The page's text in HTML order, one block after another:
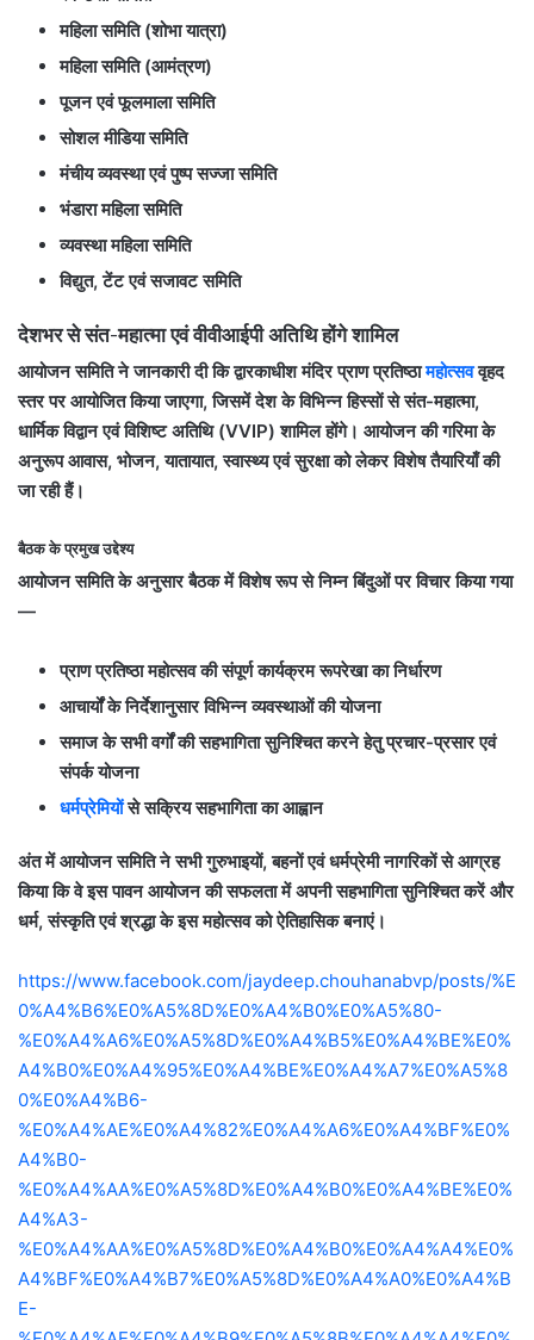
महिला समिति (शोभा यात्रा)
महिला समिति (आमंत्रण)
पूजन एवं फूलमाला समिति
सोशल मीडिया समिति
मंचीय व्यवस्था एवं पुष्प सज्जा समिति
भंडारा महिला समिति
व्यवस्था महिला समिति
विद्युत, टेंट एवं सजावट समिति
देशभर से संत-महात्मा एवं वीवीआईपी अतिथि होंगे शामिल
आयोजन समिति ने जानकारी दी कि द्वारकाधीश मंदिर प्राण प्रतिष्ठामहोत्सववृहद
स्तर पर आयोजित किया जाएगा, जिसमें देश के विभिन्न हिस्सों से संत-महात्मा,
धार्मिक विद्वान एवं विशिष्ट अतिथि (VVIP) शामिल होंगे। आयोजन की गरिमा के
अनुरूप आवास, भोजन, यातायात, स्वास्थ्य एवं सुरक्षा को लेकर विशेष तैयारियाँ की
जा रही हैं।
बैठक के प्रमुख उद्देश्य
आयोजन समिति के अनुसार बैठक में विशेष रूप से निम्न बिंदुओं पर विचार किया गया
—
प्राण प्रतिष्ठा महोत्सव की संपूर्ण कार्यक्रम रूपरेखा का निर्धारण
आचार्यों के निर्देशानुसार विभिन्न व्यवस्थाओं की योजना
समाज के सभी वर्गों की सहभागिता सुनिश्चित करने हेतु प्रचार-प्रसार एवं
संपर्क योजना
धर्मप्रेमियोंसे सक्रिय सहभागिता का आह्वान
अंत में आयोजन समिति ने सभी गुरुभाइयों, बहनों एवं धर्मप्रेमी नागरिकों से आग्रह
किया कि वे इस पावन आयोजन की सफलता में अपनी सहभागिता सुनिश्चित करें और
धर्म, संस्कृति एवं श्रद्धा के इस महोत्सव को ऐतिहासिक बनाएं।
https://www.facebook.com/jaydeep.chouhanabvp/posts/%E
0%A4%B6%E0%A5%8D%E0%A4%B0%E0%A5%80-
%E0%A4%A6%E0%A5%8D%E0%A4%B5%E0%A4%BE%E0%
A4%B0%E0%A4%95%E0%A4%BE%E0%A4%A7%E0%A5%8
0%E0%A4%B6-
%E0%A4%AE%E0%A4%82%E0%A4%A6%E0%A4%BF%E0%
A4%B0-
%E0%A4%AA%E0%A5%8D%E0%A4%B0%E0%A4%BE%E0%
A4%A3-
%E0%A4%AA%E0%A5%8D%E0%A4%B0%E0%A4%A4%E0%
A4%BF%E0%A4%B7%E0%A5%8D%E0%A4%A0%E0%A4%B
E-